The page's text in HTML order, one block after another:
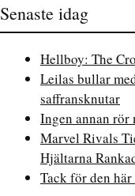
Senaste idag
Hellboy: The
Leilas bullar
saffransknutar
Ingen annan rör
Marvel Rivals
Hjältarna
Tack för den